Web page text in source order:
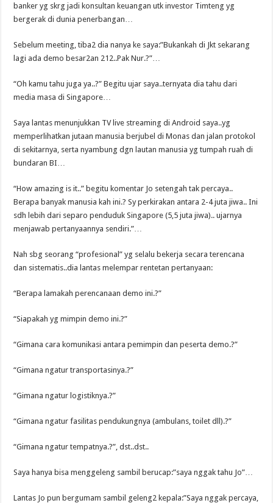
banker yg skrg jadi konsultan keuangan utk investor Timteng yg
bergerak di dunia penerbangan…
Sebelum meeting, tiba2 dia nanya ke saya:”Bukankah di Jkt sekarang
lagi ada demo besar2an 212..Pak Nur.?”…
“Oh kamu tahu juga ya..?” Begitu ujar saya..ternyata dia tahu dari
media masa di Singapore…
Saya lantas menunjukkan TV live streaming di Android saya..yg
memperlihatkan jutaan manusia berjubel di Monas dan jalan protokol
di sekitarnya, serta nyambung dgn lautan manusia yg tumpah ruah di
bundaran BI…
“How amazing is it..” begitu komentar Jo setengah tak percaya..
Berapa banyak manusia kah ini.? Sy perkirakan antara 2-4 juta jiwa.. Ini
sdh lebih dari separo penduduk Singapore (5,5 juta jiwa).. ujarnya
menjawab pertanyaannya sendiri.”…
Nah sbg seorang “profesional” yg selalu bekerja secara terencana
dan sistematis..dia lantas melempar rentetan pertanyaan:
“Berapa lamakah perencanaan demo ini.?”
“Siapakah yg mimpin demo ini.?”
“Gimana cara komunikasi antara pemimpin dan peserta demo.?”
“Gimana ngatur transportasinya.?”
“Gimana ngatur logistiknya.?”
“Gimana ngatur fasilitas pendukungnya (ambulans, toilet dll).?”
“Gimana ngatur tempatnya.?”, dst..dst..
Saya hanya bisa menggeleng sambil berucap:”saya nggak tahu Jo”…
Lantas Jo pun bergumam sambil geleng2 kepala:”Saya nggak percaya,